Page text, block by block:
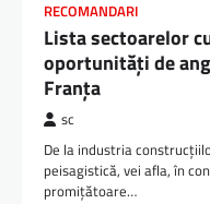
RECOMANDARI
Lista sectoarelor
oportunități de
Franța
sc
De la industria
peisagistică, vei afla, în
promițătoare…